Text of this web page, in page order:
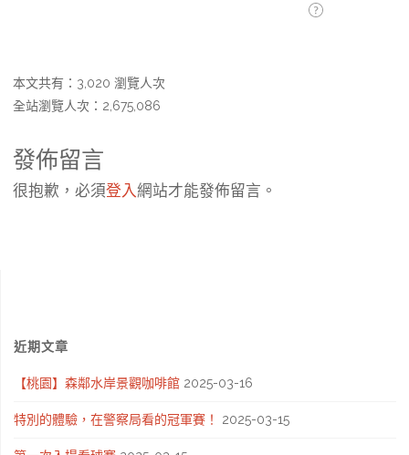
本文共有：3,020 瀏覽人次
全站瀏覽人次：2,675,086
發佈留言
很抱歉，必須登入網站才能發佈留言。
近期文章
【桃園】森鄰水岸景觀咖啡館 2025-03-16
特別的體驗，在警察局看的冠軍賽！ 2025-03-15